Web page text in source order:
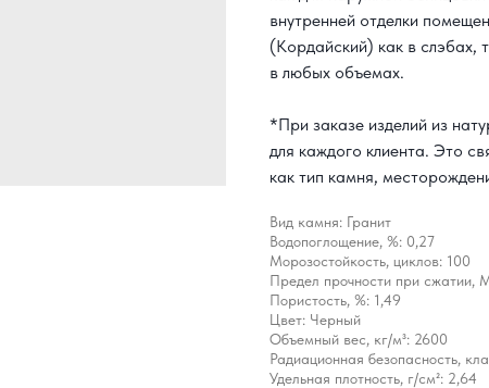
внутренней отделки
(Кордайский) как в слэбах,
в любых объемах.
*При заказе изделий из
для каждого клиента. Это
как тип камня,
Вид камня: Гранит
Водопоглощение, %: 0,27
Морозостойкость, циклов: 100
Предел прочности при сжатии,
Пористость, %: 1,49
Цвет: Черный
Объемный вес, кг/м³: 2600
Радиационная безопасность,
Удельная плотность, г/см²: 2,64